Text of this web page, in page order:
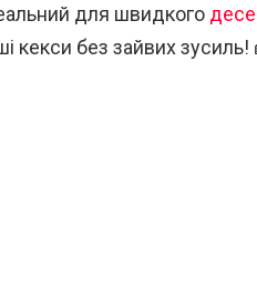
для швидкого
кекси без зайвих зусиль!